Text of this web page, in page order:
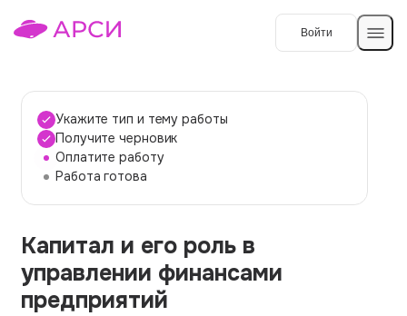
Войти
Темы работ
О сервисе
О компании
Наши гарантии
Контакты
Укажите тип и тему работы
Получите черновик
Оплатите работу
Работа готова
Капитал и его роль в
управлении финансами
предприятий